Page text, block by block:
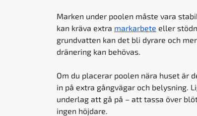
Marken under poolen måste vara
kan kräva extra markarbete eller
grundvatten kan det bli dyrare och
dränering kan behövas.
Om du placerar poolen nära huset är
in på extra gångvägar och belysning.
underlag att gå på – att tassa över
ingen höjdare.